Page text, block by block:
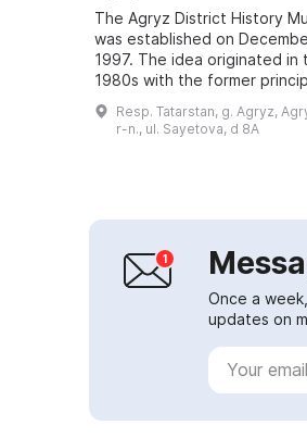
The Agryz District History
was established on
1997. The idea originated in
1980s with the former
Secondary School No. 76 —
Valentin Ivanovich Repin. In
Resp. Tatarstan, g. Agryz,
r-n., ul. Sayetova, d 8A
Once a
updates on